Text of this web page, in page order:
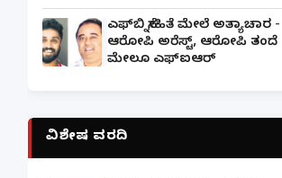
ಎಫ್‌ಬಿ ಸ್ನೇಹಿತೆ ಮೇಲೆ ಅತ್ಯಾಚಾರ -
ಆರೋಪಿ ಅರೆಸ್ಟ್, ಆರೋಪಿ ತಂದೆ
ಮೇಲೂ ಎಫ್ಐಆರ್
ವಿಶೇಷ ವರದಿ